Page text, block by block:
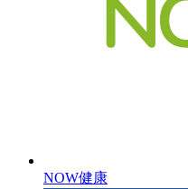
NOW健康